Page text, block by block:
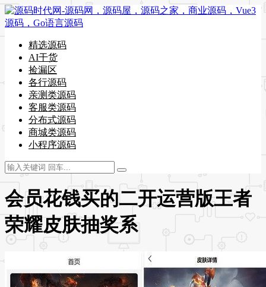
精选源码
AI干货
捡漏区
各行源码
亲测类源码
客服类源码
分布式源码
商城类源码
小程序源码
会员花钱买的二开运营版王者
荣耀皮肤抽奖系